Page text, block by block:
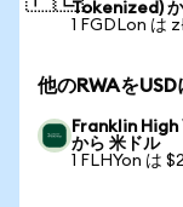
Tokenized)
1 FGDLon は
他のRWAをUSD
Franklin
から 米ドル
1 FLHYon は